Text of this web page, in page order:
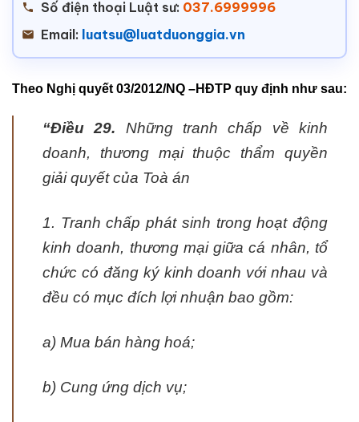
Số điện thoại Luật sư: 037.6999996
Email: luatsu@luatduonggia.vn
Theo Nghị quyết 03/2012/NQ –HĐTP quy định như sau:
“Điều 29. Những tranh chấp về kinh
doanh, thương mại thuộc thẩm quyền
giải quyết của Toà án
1. Tranh chấp phát sinh trong hoạt động
kinh doanh, thương mại giữa cá nhân, tổ
chức có đăng ký kinh doanh với nhau và
đều có mục đích lợi nhuận bao gồm:
a) Mua bán hàng hoá;
b) Cung ứng dịch vụ;